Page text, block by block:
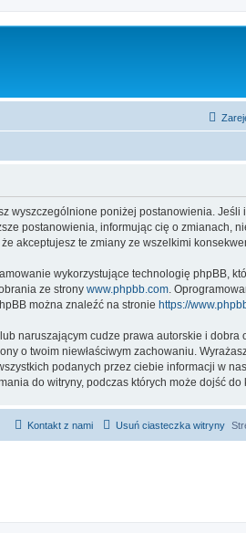
wyszczególnione poniżej postanowienia. Jeśli
postanowienia, informując cię o zmianach,
akceptujesz te zmiany ze wszelkimi
wykorzystujące technologię phpBB,
ze strony www.phpbb.com .
można znaleźć na stronie https://
naruszającym cudze prawa autorskie i dobra
o twoim niewłaściwym zachowaniu.
podanych przez ciebie informacji w
do witryny, podczas których może dojść do
Usuń ciasteczka witryny
Kontakt z nami